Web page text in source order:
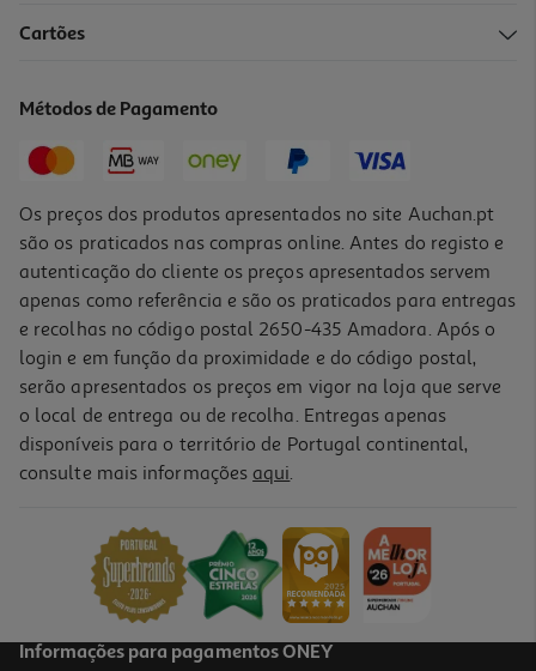
Cartões
Métodos de Pagamento
Os preços dos produtos apresentados no site Auchan.pt
são os praticados nas compras online. Antes do registo e
autenticação do cliente os preços apresentados servem
apenas como referência e são os praticados para entregas
e recolhas no código postal 2650-435 Amadora. Após o
login e em função da proximidade e do código postal,
serão apresentados os preços em vigor na loja que serve
o local de entrega ou de recolha. Entregas apenas
disponíveis para o território de Portugal continental,
consulte mais informações aqui.
Informações para pagamentos ONEY